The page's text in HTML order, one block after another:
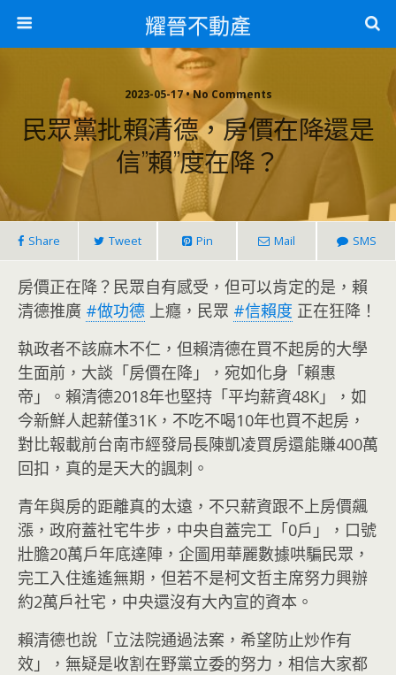
耀晉不動產
2023-05-17 • No Comments
民眾黨批賴清德，房價在降還是
信”賴”度在降？
Share Tweet Pin Mail SMS
房價正在降？民眾自有感受，但可以肯定的是，賴
清德推廣 #做功德 上癮，民眾 #信賴度 正在狂降！
執政者不該麻木不仁，但賴清德在買不起房的大學
生面前，大談「房價在降」，宛如化身「賴惠
帝」。賴清德2018年也堅持「平均薪資48K」，如
今新鮮人起薪僅31K，不吃不喝10年也買不起房，
對比報載前台南市經發局長陳凱凌買房還能賺400萬
回扣，真的是天大的諷刺。
青年與房的距離真的太遠，不只薪資跟不上房價飆
漲，政府蓋社宅牛步，中央自蓋完工「0戶」，口號
壯膽20萬戶年底達陣，企圖用華麗數據哄騙民眾，
完工入住遙遙無期，但若不是柯文哲主席努力興辦
約2萬戶社宅，中央還沒有大內宣的資本。
賴清德也說「立法院通過法案，希望防止炒作有
效」，無疑是收割在野黨立委的努力，相信大家都